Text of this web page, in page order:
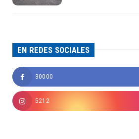
EN REDES SOCIALES
30000
5212